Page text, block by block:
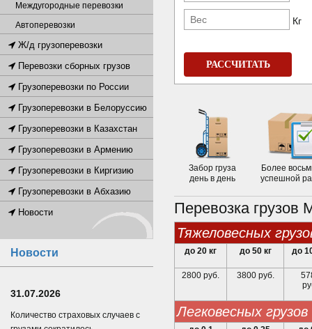
Кг
РАССЧИТАТЬ
Забор груза
день в день
Более
успешной
Перевозка грузов
тяжеловесных
до 20 кг до 50 кг до
2800 руб. 3800 руб.
легковесных грузов
Междугородные перевозки
Автоперевозки
Ж/д грузоперевозки
Перевозки сборных грузов
Грузоперевозки по России
Грузоперевозки в Белоруссию
Грузоперевозки в Казахстан
Грузоперевозки в Армению
Грузоперевозки в Киргизию
Грузоперевозки в Абхазию
Новости
Новости
31.07.2026
Количество страховых случаев с